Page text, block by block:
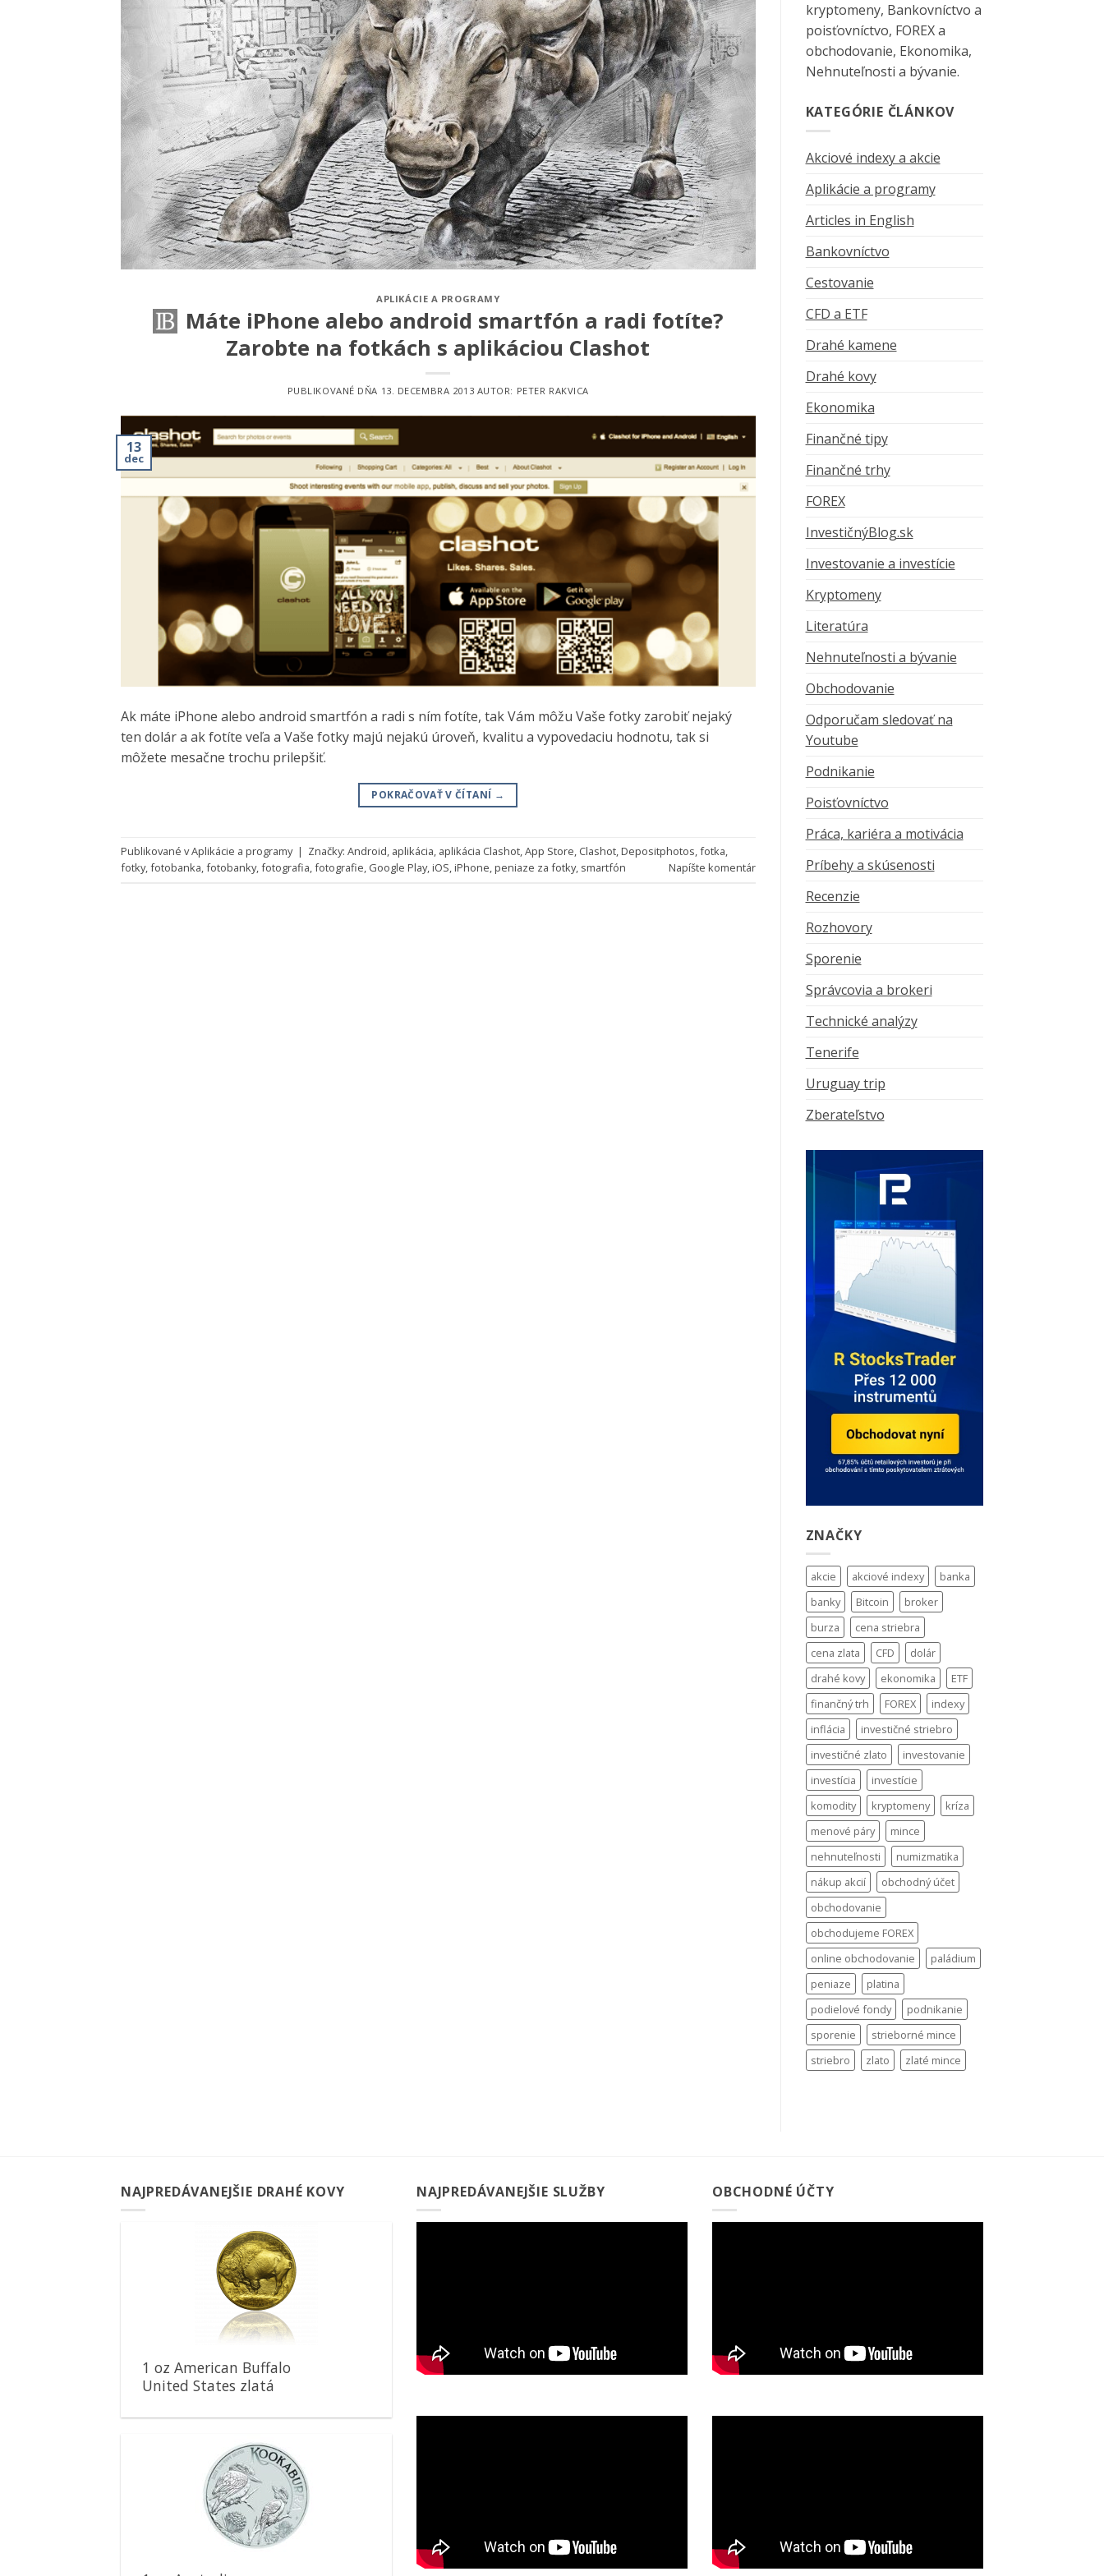
APLIKÁCIE A PROGRAMY
Máte iPhone alebo android smartfón a radi fotíte?
Zarobte na fotkách s aplikáciou Clashot
PUBLIKOVANÉ DŇA 13. DECEMBRA 2013 AUTOR: PETER RAKVICA
13
dec
Ak máte iPhone alebo android smartfón a radi s ním fotíte, tak Vám môžu Vaše fotky zarobiť nejaký
ten dolár a ak fotíte veľa a Vaše fotky majú nejakú úroveň, kvalitu a vypovedaciu hodnotu, tak si
môžete mesačne trochu prilepšiť.
POKRAČOVAŤ V ČÍTANÍ →
Publikované vAplikácie a programy | Značky: Android, aplikácia, aplikácia Clashot,App Store, Clashot,Depositphotos,fotka,
fotky,fotobanka,fotobanky,fotografia,fotografie, Google Play,iOS,iPhone,peniaze za fotky, smartfón Napíšte komentár
kryptomeny, Bankovníctvo a
poisťovníctvo, FOREX a
obchodovanie, Ekonomika,
Nehnuteľnosti a bývanie.
KATEGÓRIE ČLÁNKOV
Akciové indexy a akcie
Aplikácie a programy
Articles in English
Bankovníctvo
Cestovanie
CFD a ETF
Drahé kamene
Drahé kovy
Ekonomika
Finančné tipy
Finančné trhy
FOREX
InvestičnýBlog.sk
Investovanie a investície
Kryptomeny
Literatúra
Nehnuteľnosti a bývanie
Obchodovanie
Odporučam sledovať na
Youtube
Podnikanie
Poisťovníctvo
Práca, kariéra a motivácia
Príbehy a skúsenosti
Recenzie
Rozhovory
Sporenie
Správcovia a brokeri
Technické analýzy
Tenerife
Uruguay trip
Zberateľstvo
ZNAČKY
akcie akciové indexy
banka
banky
Bitcoin
broker
burza
cena striebra
cena zlata
CFD
dolár
drahé kovy
ekonomika
ETF
finančný trh
FOREX
indexy
inflácia
investičné striebro
investičné zlato
investovanie
investícia
investície
komodity
kryptomeny
kríza
menové páry
mince
nehnuteľnosti
numizmatika
nákup akcií
obchodný účet
obchodovanie
obchodujeme FOREX
online obchodovanie
paládium
peniaze
platina
podielové fondy
podnikanie
sporenie
strieborné mince
striebro
zlato zlaté mince
NAJPREDÁVANEJŠIE DRAHÉ KOVY
Pridať k
obľúbeným
1 oz American Buffalo
United States zlatá
Pridať k
obľúbeným
NAJPREDÁVANEJŠIE SLUŽBY OBCHODNÉ ÚČTY